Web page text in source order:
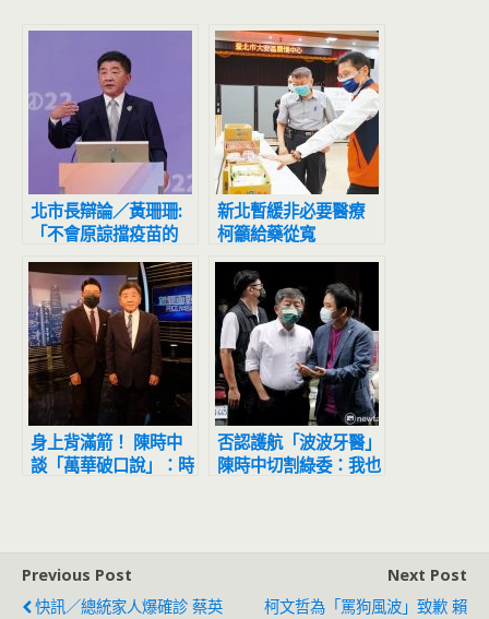
北市長辯論／黃珊珊:
「不會原諒擋疫苗的
人」 陳時中：去怪中
國大陸啊
新北暫緩非必要醫療
柯籲給藥從寬
身上背滿箭！ 陳時中
談「萬華破口說」：時
否認護航「波波牙醫」
陳時中切割綠委：我也
Previous Post
快訊／總統家人爆確診 蔡英
Next Post
柯文哲為「罵狗風波」致歉 賴